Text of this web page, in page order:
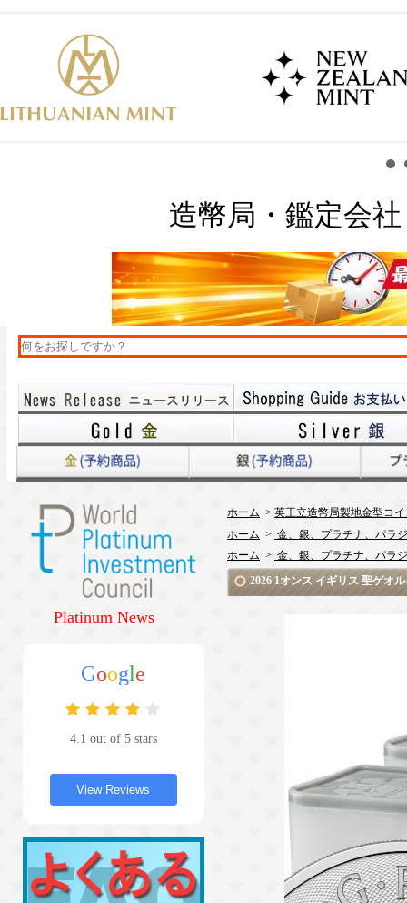
造幣局・鑑定会
Platinum News
Google
4.1 out of 5 stars
View Reviews
ホーム > 英王立造幣局製地金型コ
ホーム > 金、銀、プラチナ、パラ
ホーム > 金、銀、プラチナ、パラ
2026 1オンス イギリス 聖ゲオ